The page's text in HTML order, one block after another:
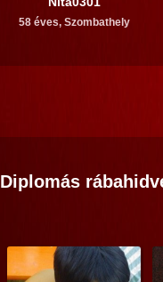
58 éves, Szombathely
Diplomás